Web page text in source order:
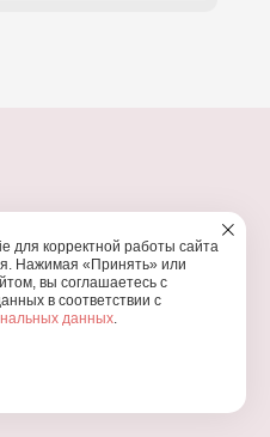
ВАШЕГО
ДОВЕРИТЬ НАМ
года
для корректной работы сайта
Нажимая «Принять» или
вы соглашаетесь с
в соответствии с
данных.